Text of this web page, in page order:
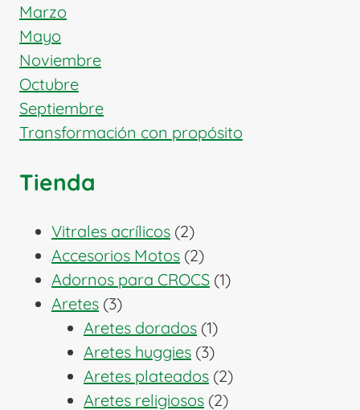
Marzo
Mayo
Noviembre
Octubre
Septiembre
Transformación con propósito
Tienda
Vitrales acrílicos 22
productos
Accesorios Motos 22
productos
Adornos para CROCS 11
Aretes 33
productos
Aretes dorados 11
producto
Aretes huggies 33
productos
Aretes plateados 22
productos
Aretes religiosos 22